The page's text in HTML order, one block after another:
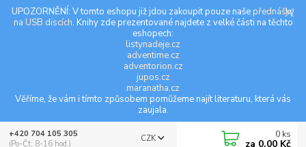
UPOZORNĚNÍ: V tomto eshopu již jdou zakoupit pouze naše přednášky
na USB discích. Knihy zde prezentované najdete z velké části na těchto
eshopech:
listynadeje.cz
adventime.cz
adventorion.cz
jupos.cz
maranatha.cz
Věříme, že vám i tímto způsobem pomůžeme najít literaturu, která vás
zaujala.
CZK
+420 704 105 305
(Po-Čt, 8-16 hod.)
0 ks
za 0,00 Kč